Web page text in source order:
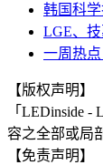
韩国科
LGE、
一周热
【版权声明】
「LEDinside
容之全部或局
【免责声明】